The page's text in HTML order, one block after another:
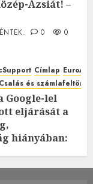
Ázsiát! –
0 0
Címlap
és
Google-lel
eljárását a
hiányában:
CSÜTÖRTÖK.
0